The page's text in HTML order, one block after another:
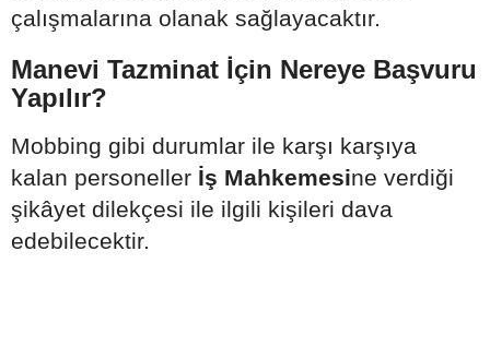
çalışmalarına olanak sağlayacaktır.
Manevi Tazminat İçin Nereye Başvuru
Yapılır?
Mobbing gibi durumlar ile karşı karşıya
kalan personeller İş Mahkemesine verdiği
şikâyet dilekçesi ile ilgili kişileri dava
edebilecektir.